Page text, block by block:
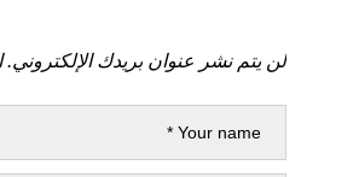
لن يتم نشر عنوان بريدك الإلكتروني.